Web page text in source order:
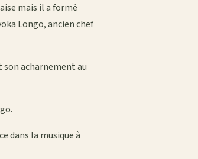
mais il a formé
Longo, ancien chef
son acharnement au
dans la musique à